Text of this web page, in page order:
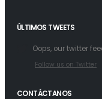
ÚLTIMOS TWEETS
Oops, our twitter
Follow us on Twitter
CONTÁCTANOS